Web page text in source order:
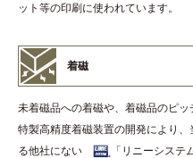
ット等の印刷に使われています。
着磁
未着磁品への着磁や、着磁品のピッ
特製高精度着磁装置の開発により
る他社にない
「リニーシステ